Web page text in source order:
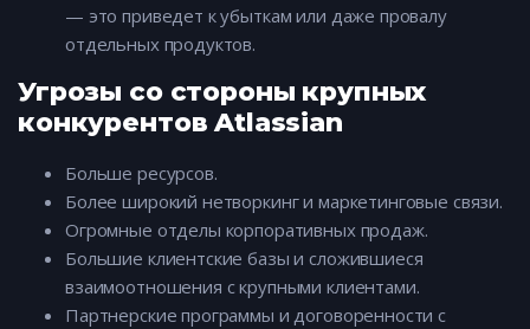
— это приведет к убыткам или даже провалу
отдельных продуктов.
Угрозы со стороны крупных
конкурентов Atlassian
Больше ресурсов.
Более широкий нетворкинг и маркетинговые связи.
Огромные отделы корпоративных продаж.
Большие клиентские базы и сложившиеся
взаимоотношения с крупными клиентами.
Партнерские программы и договоренности с